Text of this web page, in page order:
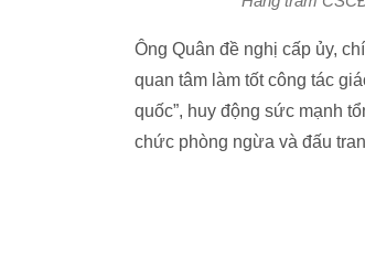
Ông Quân đề nghị cấp ủy,
quan tâm làm tốt công tác
quốc”, huy động sức mạnh
chức phòng ngừa và đấu